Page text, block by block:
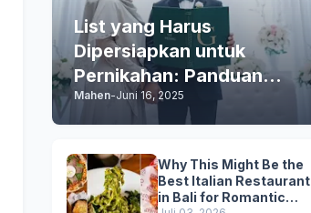
List yang Harus
Dipersiapkan untuk
Pernikahan: Panduan
Praktis Anda
Mahen-Juni 16, 2025
Why This Might Be the
Best Italian Restaurant
in Bali for Romantic